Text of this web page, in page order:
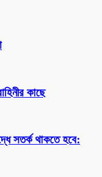
কাছে
সতর্ক থাকতে হবে: